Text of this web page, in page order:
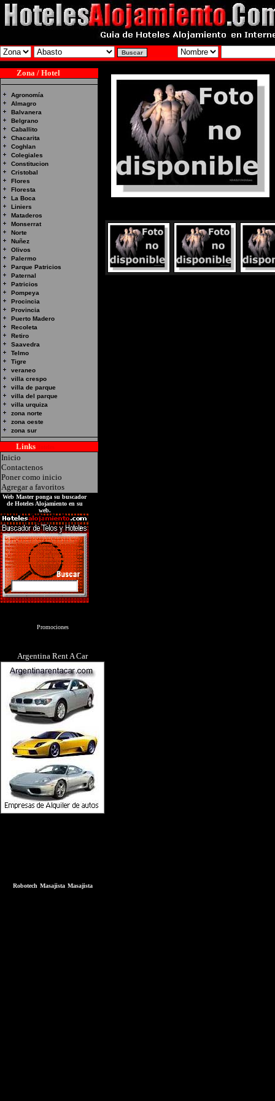
Zona / Hotel
Agronomía
Almagro
Balvanera
Belgrano
Caballito
Chacarita
Coghlan
Colegiales
Constitucion
Cristobal
Flores
Floresta
La Boca
Liniers
Mataderos
Monserrat
Norte
Nuñez
Olivos
Palermo
Parque Patricios
Paternal
Patricios
Pompeya
Procincia
Provincia
Puerto Madero
Recoleta
Retiro
Saavedra
Telmo
Tigre
veraneo
villa crespo
villa de parque
villa del parque
villa urquiza
zona norte
zona oeste
zona sur
Links
Inicio
Contactenos
Poner como inicio
Agregar a favoritos
Web Master ponga su buscador
de Hoteles Alojamiento en su
web.
Promociones
Argentina Rent A Car
Robotech Masajista Masajista